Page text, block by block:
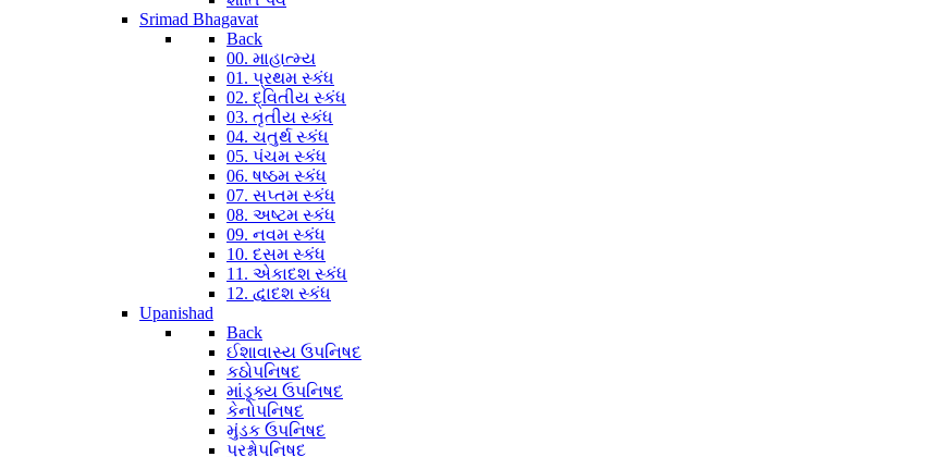
Srimad Bhagavat
Back
00. માહાત્મ્ય
01. પ્રથમ સ્કંધ
02. દ્વિતીય સ્કંધ
03. તૃતીય સ્કંધ
04. ચતુર્થ સ્કંધ
05. પંચમ સ્કંધ
06. ષષ્ઠમ સ્કંધ
07. સપ્તમ સ્કંધ
08. અષ્ટમ સ્કંધ
09. નવમ સ્કંધ
10. દસમ સ્કંધ
11. એકાદશ સ્કંધ
12. દ્વાદશ સ્કંધ
Upanishad
Back
ઈશાવાસ્ય ઉપનિષદ
કઠોપનિષદ
માંડૂક્ય ઉપનિષદ
કેનોપનિષદ
મુંડક ઉપનિષદ
પ્રશ્નોપનિષદ